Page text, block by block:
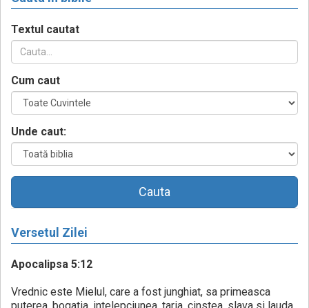
Textul cautat
Cum caut
Unde caut:
Cauta
Versetul Zilei
Apocalipsa 5:12
Vrednic este Mielul, care a fost junghiat, sa primeasca